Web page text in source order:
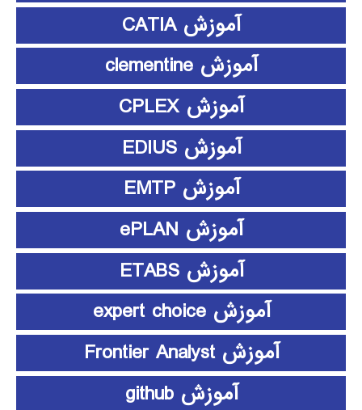
آموزش CATIA
آموزش clementine
آموزش CPLEX
آموزش EDIUS
آموزش EMTP
آموزش ePLAN
آموزش ETABS
آموزش expert choice
آموزش Frontier Analyst
آموزش github